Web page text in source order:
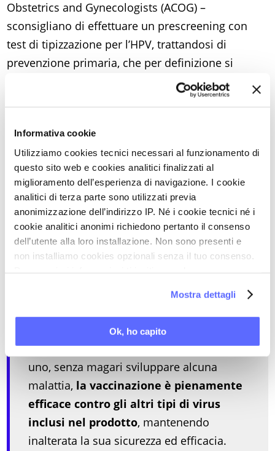
Informativa cookie
Utilizziamo cookies tecnici necessari al funzionamento di
questo sito web e cookies analitici finalizzati al
miglioramento dell’esperienza di navigazione. I cookie
analitici di terza parte sono utilizzati previa
anonimizzazione dell’indirizzo IP. Né i cookie tecnici né i
cookie analitici anonimi richiedono pertanto il consenso
dell’utente alla loro installazione. Non sono presenti e
non installiamo cookies opzionali senza il tuo consenso.
Mostra dettagli
Ok, ho capito
Obstetrics and Gynecologists (ACOG) –
sconsigliano di effettuare un prescreening con
test di tipizzazione per l’HPV, trattandosi di
prevenzione primaria, che per definizione si
applica in una popolazione generale. Diverso è
l’approccio e l’approfondimento diagnostico che
quotidiana nel caso di donne con anomalie
citologiche o pregresse patologie HPV correlate.
Se una donna nel corso della sua
vita ha già contratto un tipo di
HPV può comunque vaccinarsi?
una protezione contro più tipi di virus.
Anche se una donna ne avesse contratto
uno, senza magari sviluppare alcuna
malattia, la vaccinazione è pienamente
efficace contro gli altri tipi di virus
inclusi nel prodotto, mantenendo
inalterata la sua sicurezza ed efficacia.